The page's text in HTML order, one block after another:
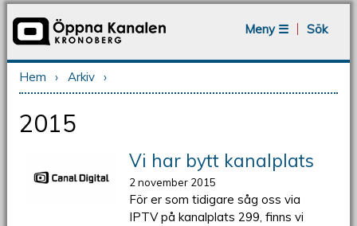
Meny ☰
Sök
Du är här
Hem › Arkiv ›
2015
Vi har bytt kanalplats
2 november 2015
För er som tidigare såg oss via
IPTV på kanalplats 299, finns vi